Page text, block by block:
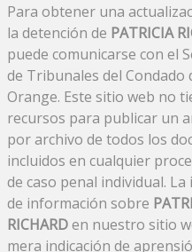
Para obtener una
la detención de PATRICIA
puede comunicarse con el
de Tribunales del Condado
Orange. Este sitio web no
recursos para publicar un
por archivo de todos los
incluidos en cualquier
de caso penal individual. La
de información sobre
RICHARDen nuestro sitio
mera indicación de